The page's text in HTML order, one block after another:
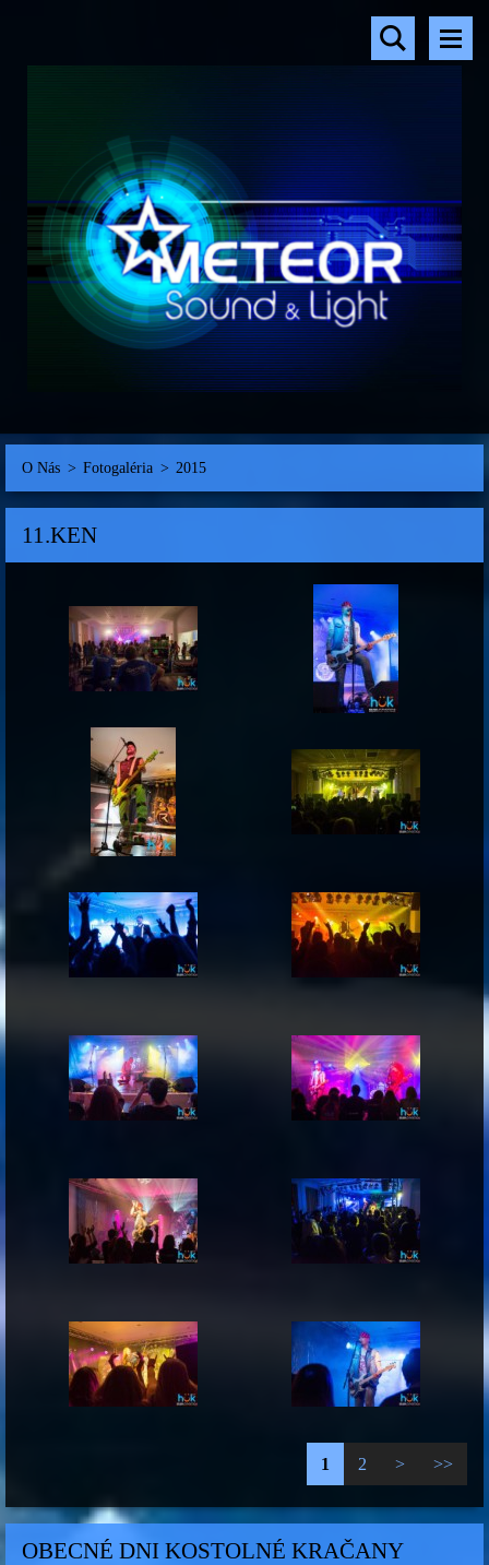
O Nás > Fotogaléria > 2015
11.KEN
1 2 > >>
OBECNÉ DNI KOSTOLNÉ KRAČANY